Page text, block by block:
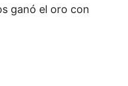
ganó el oro con